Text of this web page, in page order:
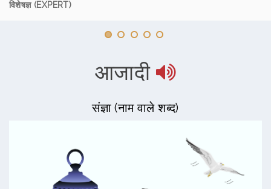
विशेषज्ञ (EXPERT)
आजादी
संज्ञा (नाम वाले शब्द)